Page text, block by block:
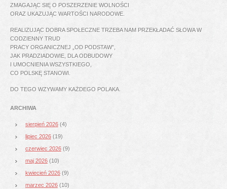
ZMAGAJĄC SIĘ O POSZERZENIE WOLNOŚCI
ORAZ UKAZUJĄC WARTOŚCI NARODOWE.
REALIZUJĄC DOBRA SPOŁECZNE TRZEBA NAM PRZEKŁADAĆ SŁOWA W
CODZIENNY TRUD
PRACY ORGANICZNEJ „OD PODSTAW”,
JAK PRADZIADOWIE, DLA ODBUDOWY
I UMOCNIENIA WSZYSTKIEGO,
CO POLSKĘ STANOWI.
DO TEGO WZYWAMY KAŻDEGO POLAKA.
ARCHIWA
sierpień 2026 (4)
lipiec 2026 (19)
czerwiec 2026 (9)
maj 2026 (10)
kwiecień 2026 (9)
marzec 2026 (10)